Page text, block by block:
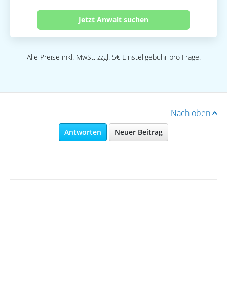
Jetzt Anwalt suchen
Alle Preise inkl. MwSt. zzgl. 5€ Einstellgebühr pro Frage.
Nach oben
Antworten Neuer Beitrag